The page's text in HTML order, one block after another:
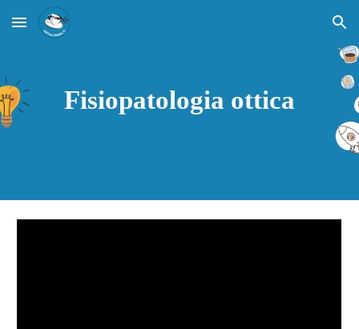
Skip to main content Skip to navigation
Fisiopatologia ottica